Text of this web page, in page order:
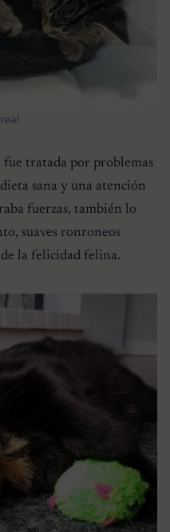
tratada por problemas
sana y una atención
fuerzas, también lo
suaves ronroneos
la felicidad felina.